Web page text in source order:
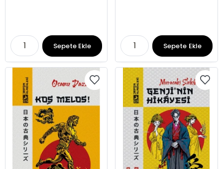
Sepete Ekle Sepete Ekle